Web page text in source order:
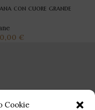
Cookie
con cuore grande
€
Jewels è per sempre!